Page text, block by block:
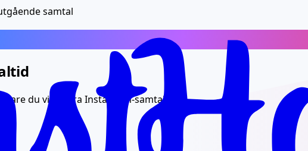
samtal
du vill spåra Instagram-samtal för: